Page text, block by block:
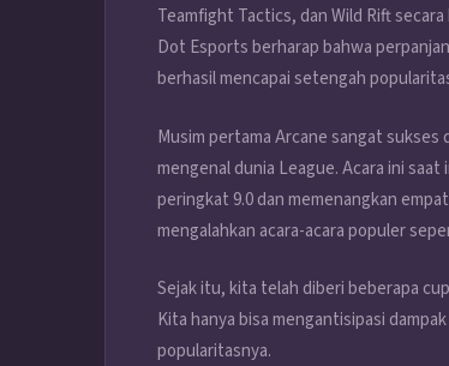
Teamfight Tactics, dan Wild Rift
Dot Esports berharap bahwa
berhasil mencapai setengah
Musim pertama Arcane sangat sukses
mengenal dunia League. Acara ini
peringkat 9.0 dan memenangkan
mengalahkan acara-acara populer
Sejak itu, kita telah diberi beberapa
Kita hanya bisa mengantisipasi
popularitasnya.